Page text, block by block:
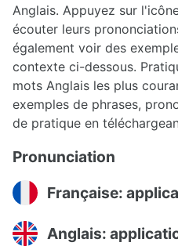
Anglais. Appuyez sur
écouter leurs
également voir des
contexte ci-dessous.
mots Anglais les plus
exemples de phrases,
de pratique en
Pronunciation
Française:
Anglais: